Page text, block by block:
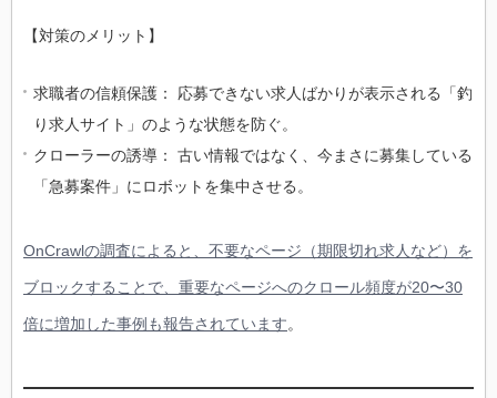
【対策のメリット】
求職者の信頼保護： 応募できない求人ばかりが表示される「釣
り求人サイト」のような状態を防ぐ。
クローラーの誘導： 古い情報ではなく、今まさに募集している
「急募案件」にロボットを集中させる。
OnCrawlの調査によると、不要なページ（期限切れ求人など）を
ブロックすることで、重要なページへのクロール頻度が20〜30
倍に増加した事例も報告されています。